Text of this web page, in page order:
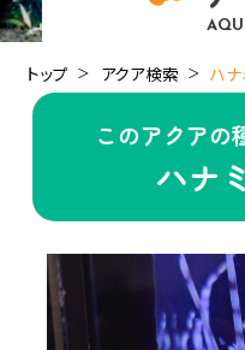
トップ アクア検索 ハナ
このアクアの
ハナ